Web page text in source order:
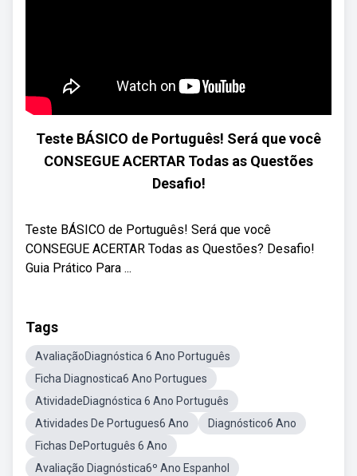
Teste BÁSICO de Português! Será que você
CONSEGUE ACERTAR Todas as Questões
Desafio!
Teste BÁSICO de Português! Será que você
CONSEGUE ACERTAR Todas as Questões? Desafio! ‍
Guia Prático Para ...
Tags
AvaliaçãoDiagnóstica 6 Ano Português
Ficha Diagnostica6 Ano Portugues
AtividadeDiagnóstica 6 Ano Português
Atividades De Portugues6 Ano
Diagnóstico6 Ano
Fichas DePortuguês 6 Ano
Avaliação Diagnóstica6º Ano Espanhol